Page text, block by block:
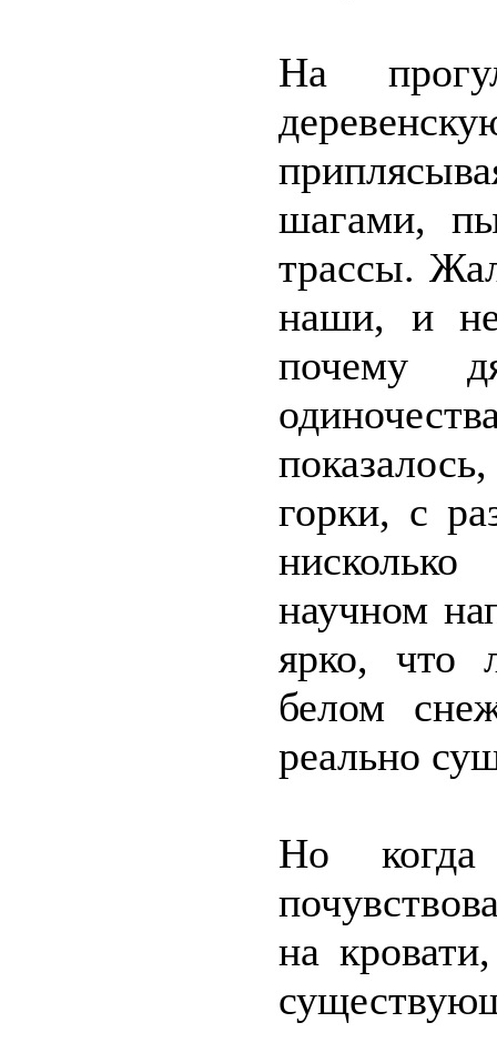
На
шагами,
трассы.
наши, и
почему
горки, с
научном
ярко, что
белом
реально
Но
на